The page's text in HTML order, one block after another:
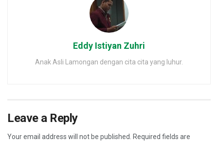
Eddy Istiyan Zuhri
Anak Asli Lamongan dengan cita cita yang luhur.
Leave a Reply
Your email address will not be published. Required fields are